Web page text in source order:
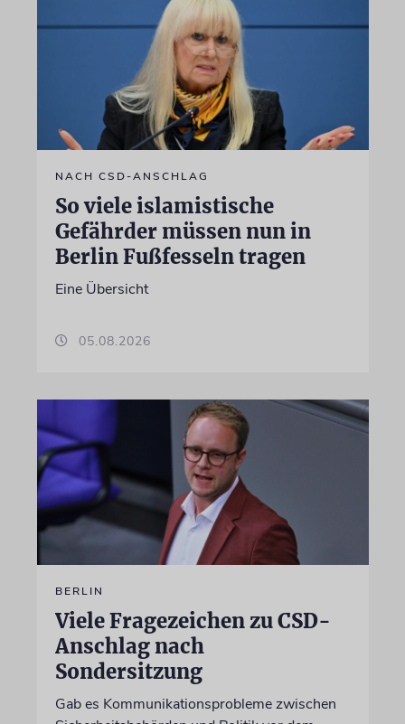
NACH CSD-ANSCHLAG
So viele islamistische
Gefährder müssen nun in
Berlin Fußfesseln tragen
Eine Übersicht
05.08.2026
BERLIN
Viele Fragezeichen zu CSD-
Anschlag nach
Sondersitzung
Gab es Kommunikationsprobleme zwischen